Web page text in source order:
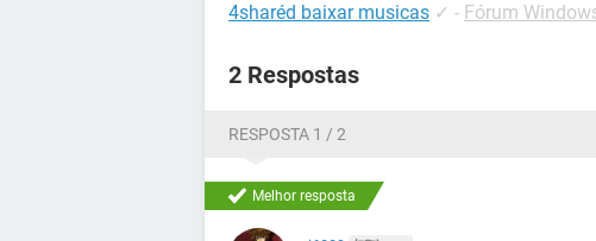
4sharéd baixar musicas ✓ - Fórum
2 Respostas
RESPOSTA 1 / 2
Melhor resposta